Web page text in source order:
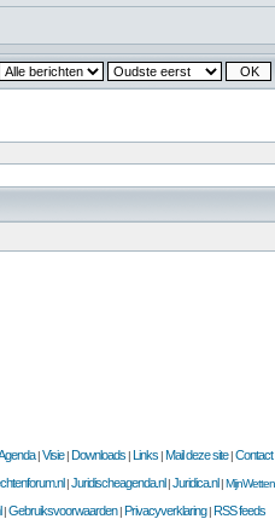
|Visie|Downloads |Links |Mail deze site|Contact
|Juridischeagenda.nl |Juridica.nl |
|Gebruiksvoorwaarden|Privacyverklaring|RSS feeds